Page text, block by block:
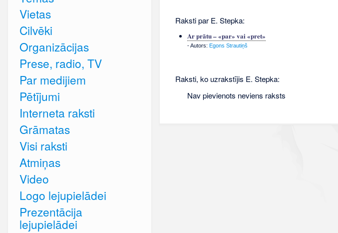
Raksti par E. Stepka:
Ar prātu – «par» vai «pret»
- Autors: Egons Strautiņš
Raksti, ko uzrakstījis E. Stepka:
Nav pievienots neviens raksts
Vietas
Cilvēki
Organizācijas
Prese, radio, TV
Par medijiem
Pētījumi
Interneta raksti
Grāmatas
Visi raksti
Atmiņas
Video
Logo lejupielādei
Prezentācija
lejupielādei